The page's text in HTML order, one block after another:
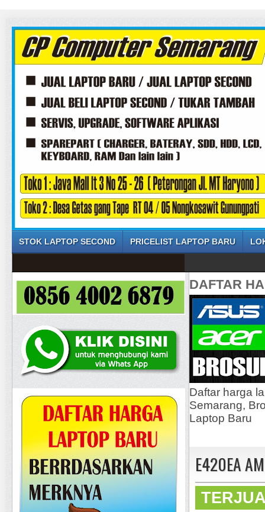
STOK LAPTOP SECOND PRICELIST LAPTOP BARU
DAFTAR
Daftar harga
Semarang,
Laptop Baru
E420EA